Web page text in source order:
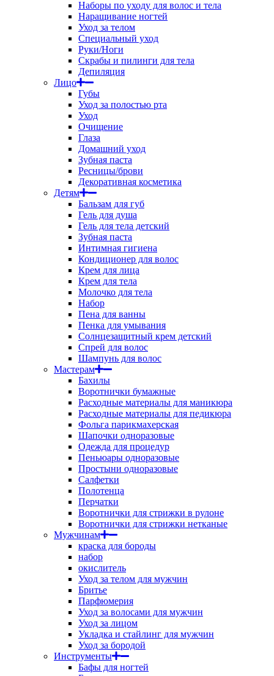
Наборы по уходу для волос и тела
Наращивание ногтей
Уход за телом
Специальный уход
Руки/Ноги
Скрабы и пилинги для тела
Депиляция
Лицо
Губы
Уход за полостью рта
Уход
Очищение
Глаза
Домашний уход
Зубная паста
Ресницы/брови
Декоративная косметика
Детям
Бальзам для губ
Гель для душа
Гель для тела детский
Зубная паста
Интимная гигиена
Кондиционер для волос
Крем для лица
Крем для тела
Молочко для тела
Набор
Пена для ванны
Пенка для умывания
Солнцезащитный крем детский
Спрей для волос
Шампунь для волос
Мастерам
Бахилы
Воротнички бумажные
Расходные материалы для маникюра
Расходные материалы для педикюра
Фольга парикмахерская
Шапочки одноразовые
Одежда для процедур
Пеньюары одноразовые
Простыни одноразовые
Салфетки
Полотенца
Перчатки
Воротнички для стрижки в рулоне
Воротнички для стрижки нетканые
Мужчинам
краска для бороды
набор
окислитель
Уход за телом для мужчин
Бритье
Парфюмерия
Уход за волосами для мужчин
Уход за лицом
Укладка и стайлинг для мужчин
Уход за бородой
Инструменты
Бафы для ногтей